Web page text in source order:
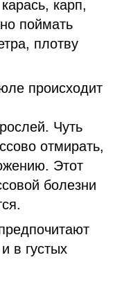
карп,
поймать
плотву
происходит
Чуть
отмирать,
Этот
болезни
в густых